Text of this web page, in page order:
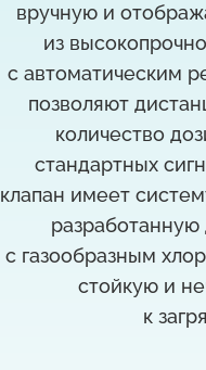
вручную и
из
с автоматическим
позволяют
количество
стандартных
клапан имеет
разработанную
с газообразным
стойкую и
к